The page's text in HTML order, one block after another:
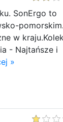
SonErgo to
pomorskim.
w
- Najtańsze i
»